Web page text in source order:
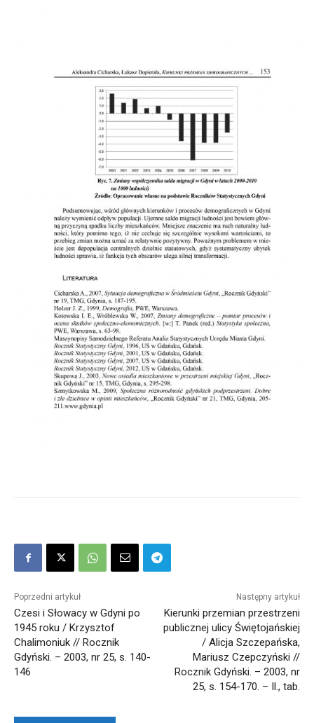
Poprzedni artykuł
Czesi i Słowacy w Gdyni po
1945 roku / Krzysztof
Chalimoniuk // Rocznik
Gdyński. – 2003, nr 25, s. 140-
146
Następny artykuł
Kierunki przemian przestrzeni
publicznej ulicy Świętojańskiej
/ Alicja Szczepańska,
Mariusz Czepczyński //
Rocznik Gdyński. – 2003, nr
25, s. 154-170. – Il., tab.